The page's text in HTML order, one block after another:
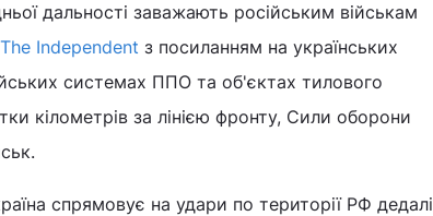
дальності заважають російським військам
The Independent з посиланням на українських
системах ППО та об'єктах тилового
кілометрів за лінією фронту, Сили оборони
спрямовує на удари по території РФ дедалі